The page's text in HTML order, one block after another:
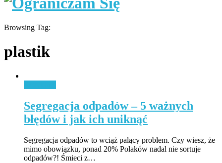
Browsing Tag:
plastik
Segregacja odpadów – 5 ważnych
błędów i jak ich uniknąć
Segregacja odpadów to wciąż palący problem. Czy wiesz, że
mimo obowiązku, ponad 20% Polaków nadal nie sortuje
odpadów?! Śmieci z…